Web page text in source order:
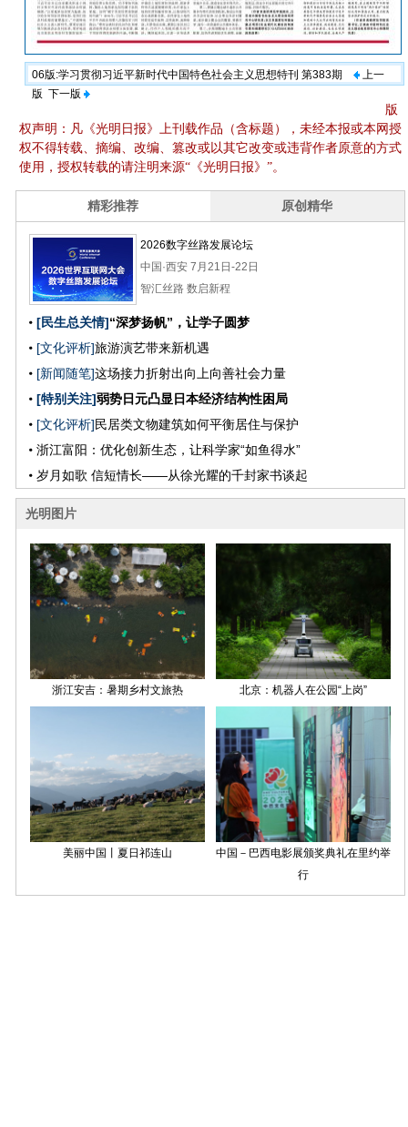
06版:学习贯彻习近平新时代中国特色社会主义思想特刊 第383期
上一
版 下一版
版
权声明：凡《光明日报》上刊载作品（含标题），未经本报或本网授
权不得转载、摘编、改编、篡改或以其它改变或违背作者原意的方式
使用，授权转载的请注明来源“《光明日报》”。